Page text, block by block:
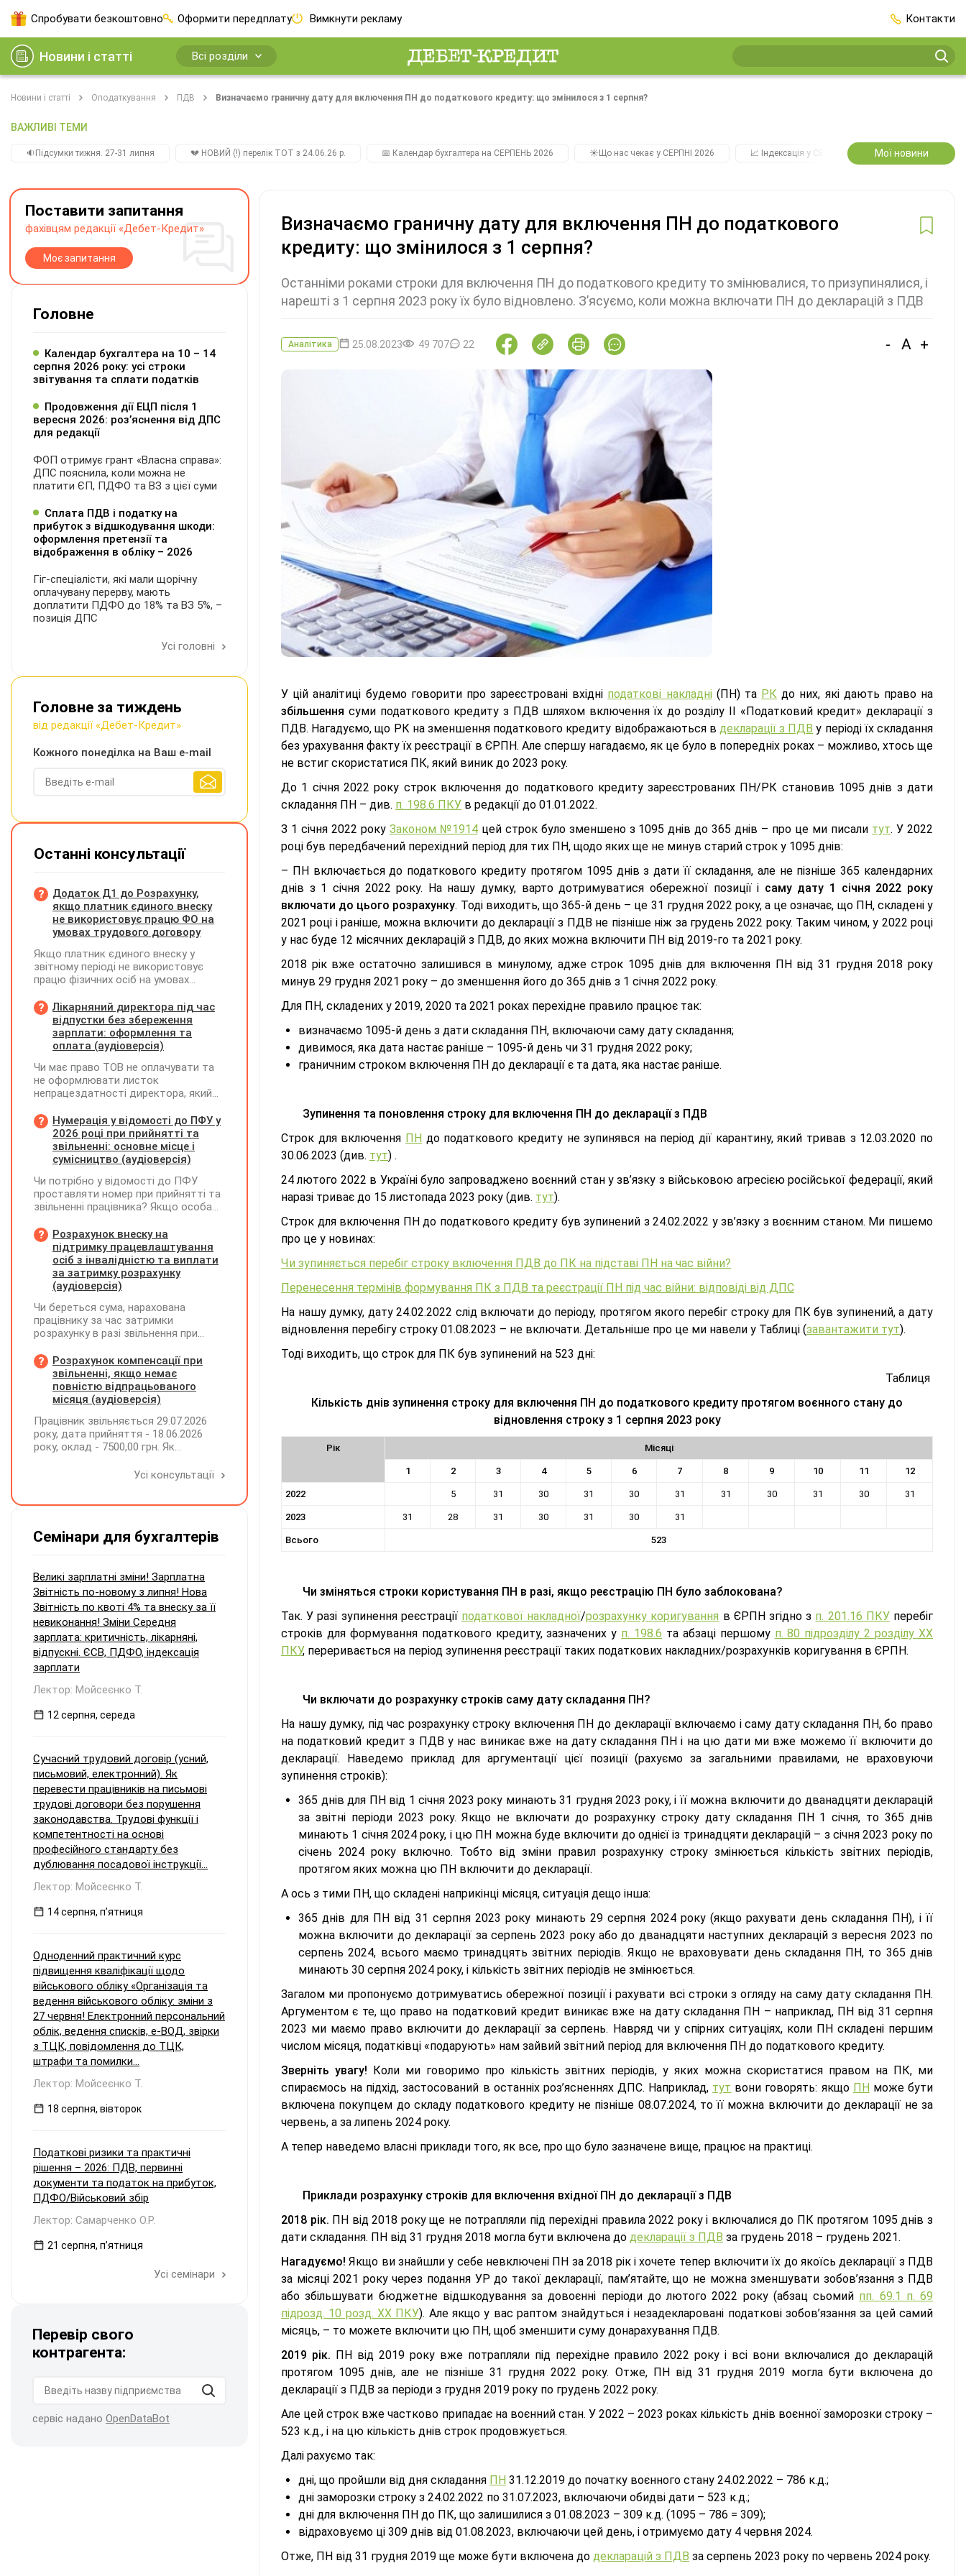
Спробувати безкоштовно Оформити передплату Вимкнути рекламу Контакти
Новини і статті Всі розділи
Новини і статті Оподаткування ПДВ Визначаємо граничну дату для включення ПН до податкового кредиту: що змінилося з 1 серпня?
ВАЖЛИВІ ТЕМИ
🔉Підсумки тижня. 27-31 липня 💔 НОВИЙ (!) перелік ТОТ з 24.06.26 р. 📅 Календар бухгалтера на СЕРПЕНЬ 2026 ☀️Що нас чекає у СЕРПНІ 2026 📈 Індексація у СЕРПНІ 2️⃣0️⃣2️⃣7️⃣ Усі
Мої новини
Визначаємо граничну дату для включення ПН до податкового
кредиту: що змінилося з 1 серпня?
Останніми роками строки для включення ПН до податкового кредиту то змінювалися, то призупинялися, і
нарешті з 1 серпня 2023 року їх було відновлено. З’ясуємо, коли можна включати ПН до декларацій з ПДВ
Аналітика 25.08.2023 49 707 22 - A +
У цій аналітиці будемо говорити про зареєстровані вхідні податкові накладні(ПН) та РК до них, які дають право на
збільшення суми податкового кредиту з ПДВ шляхом включення їх до розділу ІІ «Податковий кредит» декларації з
ПДВ. Нагадуємо, що РК на зменшення податкового кредиту відображаються в декларації з ПДВ у періоді їх складання
без урахування факту їх реєстрації в ЄРПН. Але спершу нагадаємо, як це було в попередніх роках – можливо, хтось ще
не встиг скористатися ПК, який виник до 2023 року.
До 1 січня 2022 року строк включення до податкового кредиту зареєстрованих ПН/РК становив 1095 днів з дати
складання ПН – див. п. 198.6 ПКУ в редакції до 01.01.2022.
З 1 січня 2022 року Законом №1914цей строк було зменшено з 1095 днів до 365 днів – про це ми писали тут. У 2022
році був передбачений перехідний період для тих ПН, щодо яких ще не минув старий строк у 1095 днів:
– ПН включається до податкового кредиту протягом 1095 днів з дати її складання, але не пізніше 365 календарних
днів з 1 січня 2022 року. На нашу думку, варто дотримуватися обережної позиції і саму дату 1 січня 2022 року
включати до цього розрахунку. Тоді виходить, що 365-й день – це 31 грудня 2022 року, а це означає, що ПН, складені у
2021 році і раніше, можна включити до декларації з ПДВ не пізніше ніж за грудень 2022 року. Таким чином, у 2022 році
у нас буде 12 місячних декларацій з ПДВ, до яких можна включити ПН від 2019-го та 2021 року.
2018 рік вже остаточно залишився в минулому, адже строк 1095 днів для включення ПН від 31 грудня 2018 року
минув 29 грудня 2021 року – до зменшення його до 365 днів з 1 січня 2022 року.
Для ПН, складених у 2019, 2020 та 2021 роках перехідне правило працює так:
визначаємо 1095-й день з дати складання ПН, включаючи саму дату складання;
дивимося, яка дата настає раніше – 1095-й день чи 31 грудня 2022 року;
граничним строком включення ПН до декларації є та дата, яка настає раніше.
Зупинення та поновлення строку для включення ПН до декларації з ПДВ
Строк для включення ПНдо податкового кредиту не зупинявся на період дії карантину, який тривав з 12.03.2020 по
30.06.2023 (див. тут) .
24 лютого 2022 в Україні було запроваджено воєнний стан у зв’язку з військовою агресією російської федерації, який
наразі триває до 15 листопада 2023 року (див. тут).
Строк для включення ПН до податкового кредиту був зупинений з 24.02.2022 у зв’язку з воєнним станом. Ми пишемо
про це у новинах:
Чи зупиняється перебіг строку включення ПДВ до ПК на підставі ПН на час війни?
Перенесення термінів формування ПК з ПДВ та реєстрації ПН під час війни: відповіді від ДПС
На нашу думку, дату 24.02.2022 слід включати до періоду, протягом якого перебіг строку для ПК був зупинений, а дату
відновлення перебігу строку 01.08.2023 – не включати. Детальніше про це ми навели у Таблиці (завантажити тут).
Тоді виходить, що строк для ПК був зупинений на 523 дні:
Таблиця
Кількість днів зупинення строку для включення ПН до податкового кредиту протягом воєнного стану до
відновлення строку з 1 серпня 2023 року
Рік Місяці
1 2 3 4 5 6 7 8 9 10 11 12
2022 5 31 30 31 30 31 31 30 31 30 31
2023 31 28 31 30 31 30 31
Всього 523
Чи зміняться строки користування ПН в разі, якщо реєстрацію ПН було заблокована?
Так. У разі зупинення реєстрації податкової накладної/розрахунку коригування в ЄРПН згідно з п. 201.16 ПКУперебіг
строків для формування податкового кредиту, зазначених у п. 198.6 та абзаці першому п. 80 підрозділу 2 розділу XX
ПКУ, переривається на період зупинення реєстрації таких податкових накладних/розрахунків коригування в ЄРПН.
Чи включати до розрахунку строків саму дату складання ПН?
На нашу думку, під час розрахунку строку включення ПН до декларації включаємо і саму дату складання ПН, бо право
на податковий кредит з ПДВ у нас виникає вже на дату складання ПН і на цю дати ми вже можемо її включити до
декларації. Наведемо приклад для аргументації цієї позиції (рахуємо за загальними правилами, не враховуючи
зупинення строків):
365 днів для ПН від 1 січня 2023 року минають 31 грудня 2023 року, і її можна включити до дванадцяти декларацій
за звітні періоди 2023 року. Якщо не включати до розрахунку строку дату складання ПН 1 січня, то 365 днів
минають 1 січня 2024 року, і цю ПН можна буде включити до однієї із тринадцяти декларацій – з січня 2023 року по
січень 2024 року включно. Тобто від зміни правил розрахунку строку змінюється кількість звітних періодів,
протягом яких можна цю ПН включити до декларації.
А ось з тими ПН, що складені наприкінці місяця, ситуація дещо інша:
365 днів для ПН від 31 серпня 2023 року минають 29 серпня 2024 року (якщо рахувати день складання ПН), і її
можна включити до декларації за серпень 2023 року або до дванадцяти наступних декларацій з вересня 2023 по
серпень 2024, всього маємо тринадцять звітних періодів. Якщо не враховувати день складання ПН, то 365 днів
минають 30 серпня 2024 року, і кількість звітних періодів не змінюється.
Загалом ми пропонуємо дотримуватись обережної позиції і рахувати всі строки з огляду на саму дату складання ПН.
Аргументом є те, що право на податковий кредит виникає вже на дату складання ПН – наприклад, ПН від 31 серпня
2023 ми маємо право включити до декларації за серпень. Навряд чи у спірних ситуаціях, коли ПН складені першим
числом місяця, податківці «подарують» нам зайвий звітний період для включення ПН до податкового кредиту.
Зверніть увагу! Коли ми говоримо про кількість звітних періодів, у яких можна скористатися правом на ПК, ми
спираємось на підхід, застосований в останніх роз’ясненнях ДПС. Наприклад, тут вони говорять: якщо ПНможе бути
включена покупцем до складу податкового кредиту не пізніше 08.07.2024, то її можна включити до декларації не за
червень, а за липень 2024 року.
А тепер наведемо власні приклади того, як все, про що було зазначене вище, працює на практиці.
Приклади розрахунку строків для включення вхідної ПН до декларації з ПДВ
2018 рік. ПН від 2018 року ще не потрапляли під перехідні правила 2022 року і включалися до ПК протягом 1095 днів з
дати складання. ПН від 31 грудня 2018 могла бути включена до декларації з ПДВ за грудень 2018 – грудень 2021.
Нагадуємо! Якщо ви знайшли у себе невключені ПН за 2018 рік і хочете тепер включити їх до якоїсь декларації з ПДВ
за місяці 2021 року через подання УР до такої декларації, пам’ятайте, що не можна зменшувати зобов’язання з ПДВ
або збільшувати бюджетне відшкодування за довоєнні періоди до лютого 2022 року (абзац сьомий пп. 69.1 п. 69
підрозд. 10 розд. ХХ ПКУ). Але якщо у вас раптом знайдуться і незадекларовані податкові зобов’язання за цей самий
місяць, – то можете включити цю ПН, щоб зменшити суму донарахування ПДВ.
2019 рік. ПН від 2019 року вже потрапляли під перехідне правило 2022 року і всі вони включалися до декларацій
протягом 1095 днів, але не пізніше 31 грудня 2022 року. Отже, ПН від 31 грудня 2019 могла бути включена до
декларації з ПДВ за періоди з грудня 2019 року по грудень 2022 року.
Але цей строк вже частково припадає на воєнний стан. У 2022 – 2023 роках кількість днів воєнної заморозки строку –
523 к.д., і на цю кількість днів строк продовжується.
Далі рахуємо так:
дні, що пройшли від дня складання ПН 31.12.2019 до початку воєнного стану 24.02.2022 – 786 к.д.;
дні заморозки строку з 24.02.2022 по 31.07.2023, включаючи обидві дати – 523 к.д.;
дні для включення ПН до ПК, що залишилися з 01.08.2023 – 309 к.д. (1095 – 786 = 309);
відраховуємо ці 309 днів від 01.08.2023, включаючи цей день, і отримуємо дату 4 червня 2024.
Отже, ПН від 31 грудня 2019 ще може бути включена до декларацій з ПДВ за серпень 2023 року по червень 2024 року.
Поставити запитання
фахівцям редакції «Дебет-Кредит»
Моє запитання
Головне
Календар бухгалтера на 10 – 14
серпня 2026 року: усі строки
звітування та сплати податків
Продовження дії ЕЦП після 1
вересня 2026: розʼяснення від ДПС
для редакції
ФОП отримує грант «Власна справа»:
ДПС пояснила, коли можна не
платити ЄП, ПДФО та ВЗ з цієї суми
Сплата ПДВ і податку на
прибуток з відшкодування шкоди:
оформлення претензії та
відображення в обліку – 2026
Гіг-спеціалісти, які мали щорічну
оплачувану перерву, мають
доплатити ПДФО до 18% та ВЗ 5%, –
позиція ДПС
Усі головні
Головне за тиждень
від редакції «Дебет-Кредит»
Кожного понеділка на Ваш e-mail
Останні консультації
Додаток Д1 до Розрахунку,
якщо платник єдиного внеску
не використовує працю ФО на
умовах трудового договору
Якщо платник єдиного внеску у
звітному періоді не використовує
працю фізичних осіб на умовах
на інших умовах, передбачених
законодавством, Додаток Д1/
Додаток ФІЗ-Д1 за відповідний
період не подається
Лікарняний директора під час
відпустки без збереження
зарплати: оформлення та
оплата (аудіоверсія)
Чи має право ТОВ не оплачувати та
не оформлювати листок
непрацездатності директора, який
збереження заробітної плати під час
призупинення діяльності
підприємства?
Нумерація у відомості до ПФУ у
2026 році при прийнятті та
звільненні: основне місце і
сумісництво (аудіоверсія)
Чи потрібно у відомості до ПФУ
проставляти номер при прийнятті та
звільненні працівника? Якщо особа
місцем роботи та за сумісництвом,
чи рахується це як два роботодавці?
Розрахунок внеску на
підтримку працевлаштування
осіб з інвалідністю та виплати
за затримку розрахунку
(аудіоверсія)
Чи береться сума, нарахована
працівнику за час затримки
розрахунку в разі звільнення при
заробітної плати (винагороди), для
розрахунку внеску на підтримку
працевлаштування осіб з
інвалідністю?
Розрахунок компенсації при
звільненні, якщо немає
повністю відпрацьованого
місяця (аудіоверсія)
Працівник звільняється 29.07.2026
року, дата прийняття - 18.06.2026
року, оклад - 7500,00 грн. Як
невикористаних днів відпустки при
Усі консультації
Семінари для бухгалтерів
Великі зарплатні зміни! Зарплатна
Звітність по-новому з липня! Нова
Звітність по квоті 4% та внеску за її
невиконання! Зміни Середня
зарплата: критичність, лікарняні,
відпускні. ЄСВ, ПДФО, індексація
зарплати
Лектор: Мойсеєнко Т.
12 серпня, середа
Сучасний трудовий договір (усний,
письмовий, електронний). Як
перевести працівників на письмові
трудові договори без порушення
законодавства. Трудові функції і
компетентності на основі
професійного стандарту без
дублювання посадової інструкції...
Лектор: Мойсеєнко Т.
14 серпня, пʼятниця
Одноденний практичний курс
підвищення кваліфікації щодо
військового обліку «Організація та
ведення військового обліку: зміни з
27 червня! Електронний персональний
облік, ведення списків, е-ВОД, звірки
з ТЦК, повідомлення до ТЦК,
штрафи та помилки...
Лектор: Мойсеєнко Т.
18 серпня, вівторок
Податкові ризики та практичні
рішення – 2026: ПДВ, первинні
документи та податок на прибуток,
ПДФО/Військовий збір
Лектор: Самарченко О.Р.
21 серпня, пʼятниця
Усі семінари
Перевір свого
контрагента:
сервіс надано OpenDataBot